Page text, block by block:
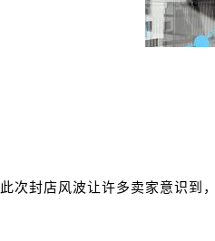
此次封店风波让许多卖家意识到，